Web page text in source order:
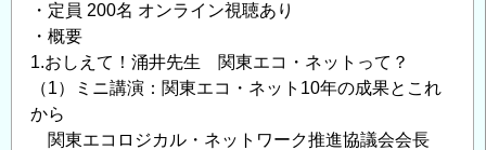
・定員 200名 オンライン視聴あり
・概要
1.おしえて！涌井先生 関東エコ・ネットって？
（1）ミニ講演：関東エコ・ネット10年の成果とこれ
から
関東エコロジカル・ネットワーク推進協議会会長